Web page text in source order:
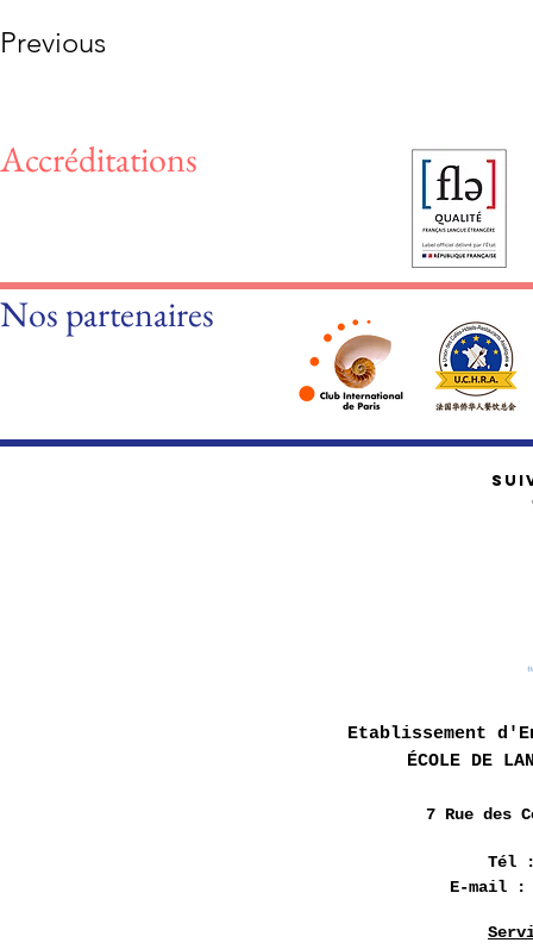
Previous
Accréditations
Nos partenaires
Etablissement
ÉCOLE DE
7 Rue des
Tél
E-mail